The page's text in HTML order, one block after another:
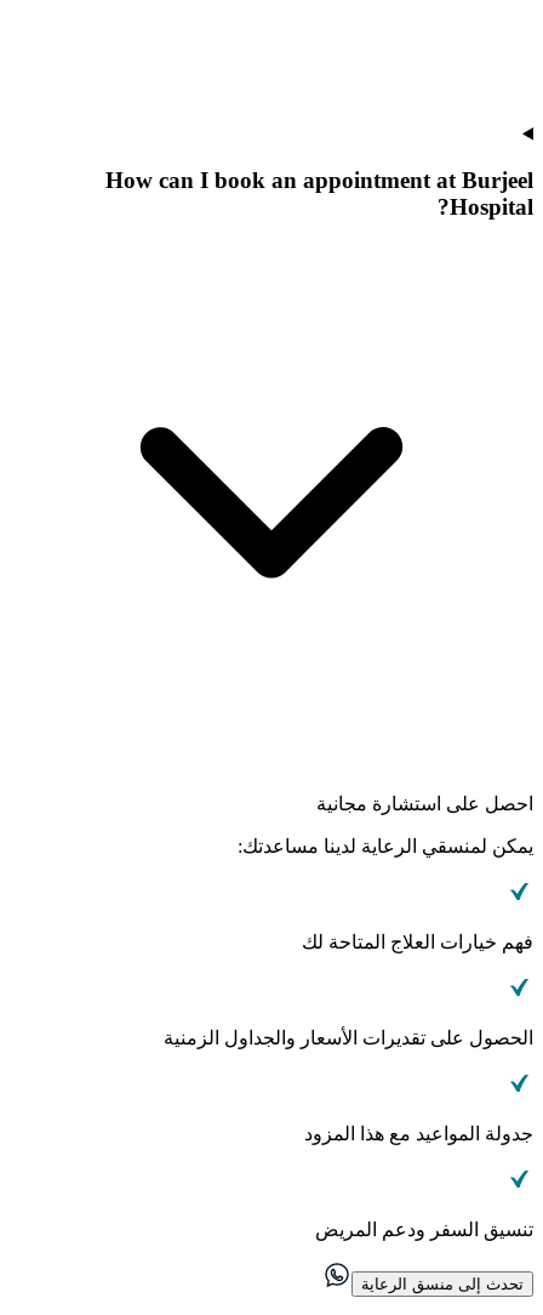
How can I book an appointment at Burjeel
Hospital?
احصل على استشارة مجانية
يمكن لمنسقي الرعاية لدينا مساعدتك:
فهم خيارات العلاج المتاحة لك
الحصول على تقديرات الأسعار والجداول الزمنية
جدولة المواعيد مع هذا المزود
تنسيق السفر ودعم المريض
تحدث إلى منسق الرعاية